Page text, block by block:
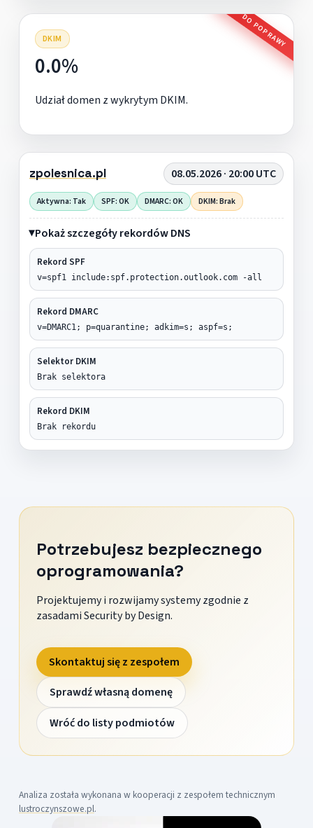
DKIM DO POPRAWY
0.0%
Udział domen z wykrytym DKIM.
zpolesnica.pl 08.05.2026 · 20:00 UTC
Aktywna: Tak SPF: OK DMARC: OK DKIM: Brak
Pokaż szczegóły rekordów DNS
Rekord SPF
v=spf1 include:spf.protection.outlook.com -all
Rekord DMARC
v=DMARC1; p=quarantine; adkim=s; aspf=s;
Selektor DKIM
Brak selektora
Rekord DKIM
Brak rekordu
Potrzebujesz bezpiecznego
oprogramowania?
Projektujemy i rozwijamy systemy zgodnie z
zasadami Security by Design.
Skontaktuj się z zespołem
Sprawdź własną domenę
Wróć do listy podmiotów
Analiza została wykonana w kooperacji z zespołem technicznym
lustroczynszowe.pl.